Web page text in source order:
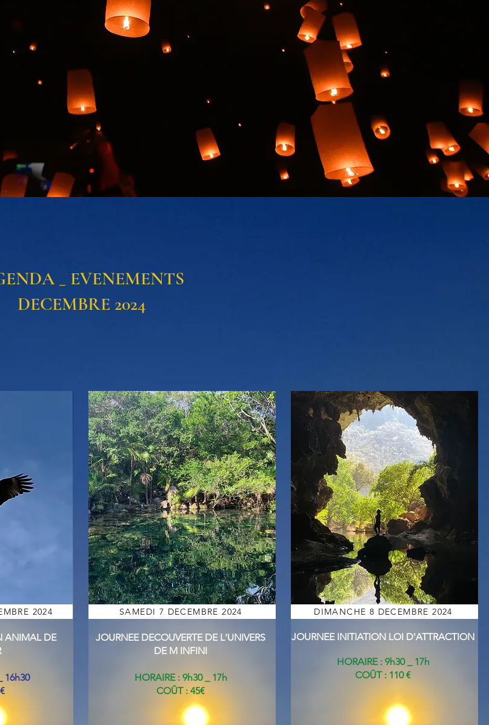
_ EVENEMENTS
DECEMBRE 2024
ANIMAL DE
16h30
2024
JOURNEE DECOUVERTE DE L'UNIVERS
DE M INFINI
HORAIRE : 9h30 _ 17h
COÛT : 45€
SAMEDI 7 DECEMBRE 2024
JOURNEE INITIATION LOI D'ATTRACTION
HORAIRE : 9h30 _ 17h
COÛT : 110 €
DIMANCHE 8 DECEMBRE 2024